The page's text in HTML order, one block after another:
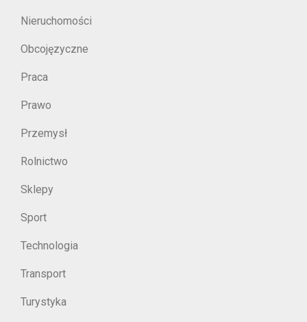
Nieruchomości
Obcojęzyczne
Praca
Prawo
Przemysł
Rolnictwo
Sklepy
Sport
Technologia
Transport
Turystyka